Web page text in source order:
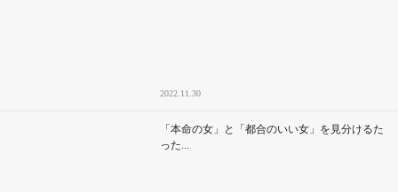
2022.11.30
「本命の女」と「都合のいい女」を見分けるた
った...